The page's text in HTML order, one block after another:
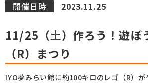
開催日時 2023.11.25
11/25（土）作ろう！遊ぼ
（R）まつり
IYO夢みらい館に約100キロのレゴ（R）が